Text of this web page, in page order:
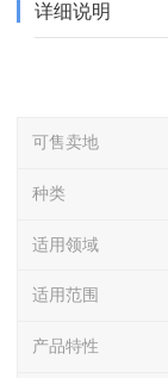
详细说明
可售卖地
种类
适用领域
适用范围
产品特性